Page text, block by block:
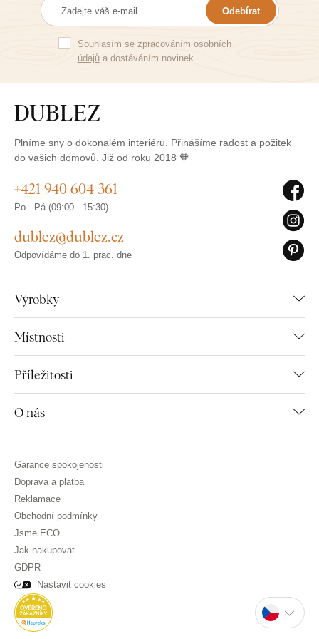
Odebírat
Souhlasím se zpracováním osobních
údajůa dostáváním novinek.
Plníme sny o dokonalém interiéru. Přinášíme radost a požitek
do vašich domovů. Již od roku 2018 🧡
Výrobky
Místnosti
Příležitosti
O nás
+421 940 604 361
Po - Pá (09:00 - 15:30)
dublez@dublez.cz
Odpovídáme do 1. prac. dne
Garance spokojenosti
Doprava a platba
Reklamace
Obchodní podmínky
Jsme ECO
Jak nakupovat
GDPR
Nastavit cookies